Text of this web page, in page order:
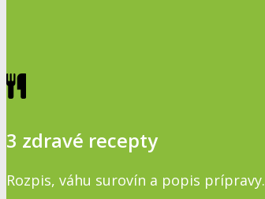
3 zdravé recepty
Rozpis, váhu surovín a popis prípravy.